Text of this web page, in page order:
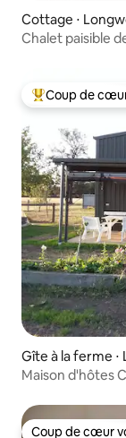
Cottage ⋅
Chalet paisible
Coups de cœur
Coup de
Gîte à la ferme ⋅
Maison d'hôtes
Coup de cœur